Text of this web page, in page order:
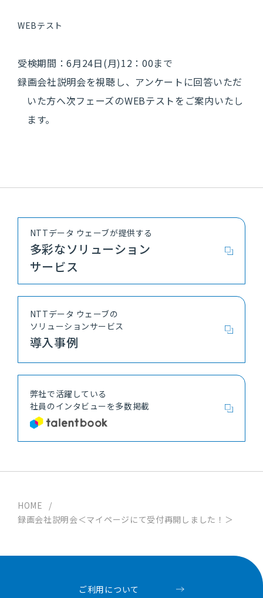
2028年度マイページ
エントリー
2027年度マイペー
ジ登録
募集要項・選考フロー
中途採用比率
お問合せ
新卒採用に関するお問合せはこちら
NTTデータ ウェーブが提
供する
ョン
WEBテスト
受検期間：6月24日(月)12：00まで
録画会社説明会を視聴し、アンケートに回答いただ
いた方へ次フェーズのWEBテストをご案内いたし
ます。
NTTデータ ウェーブが提供する
多彩なソリューション
サービス
NTTデータ ウェーブの
ソリューションサービス
導入事例
弊社で活躍している
社員のインタビューを多数掲載
HOME
/
録画会社説明会＜マイページにて受付再開しました！＞
ご利用について